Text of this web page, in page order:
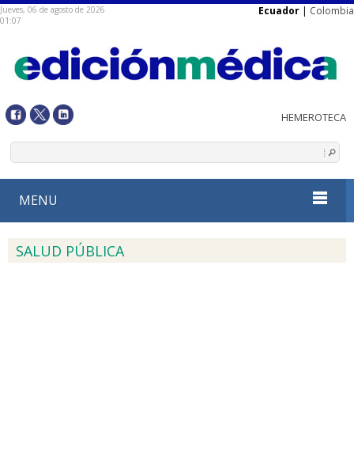
Jueves, 06 de agosto de 2026
01:07
Ecuador | Colombia
MENU
SALUD PÚBLICA